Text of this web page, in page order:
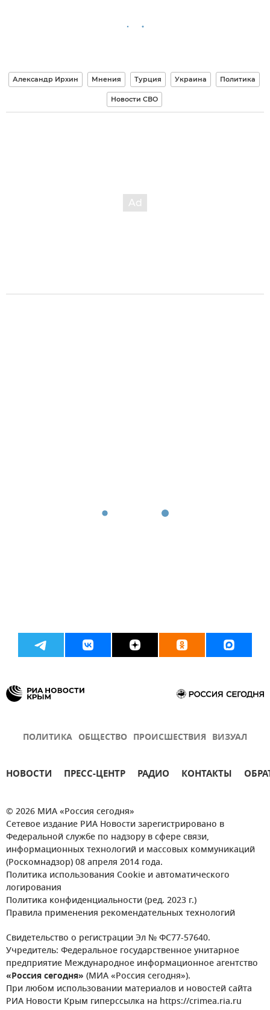
Александр Ирхин Мнения Турция Украина Политика
Новости СВО
ПОЛИТИКА ОБЩЕСТВО ПРОИСШЕСТВИЯ ВИЗУАЛ
НОВОСТИ ПРЕСС-ЦЕНТР РАДИО КОНТАКТЫ
© 2026 МИА «Россия сегодня»
Сетевое издание РИА Новости зарегистрировано в
Федеральной службе по надзору в сфере связи,
информационных технологий и массовых коммуникаций
(Роскомнадзор) 08 апреля 2014 года.
Политика использования Cookie и автоматического
логирования
Политика конфиденциальности (ред. 2023 г.)
Правила применения рекомендательных технологий
Свидетельство о регистрации Эл № ФС77-57640.
Учредитель: Федеральное государственное унитарное
предприятие Международное информационное агентство
«Россия сегодня» (МИА «Россия сегодня»).
При любом использовании материалов и новостей сайта
РИА Новости Крым гиперссылка на https://crimea.ria.ru